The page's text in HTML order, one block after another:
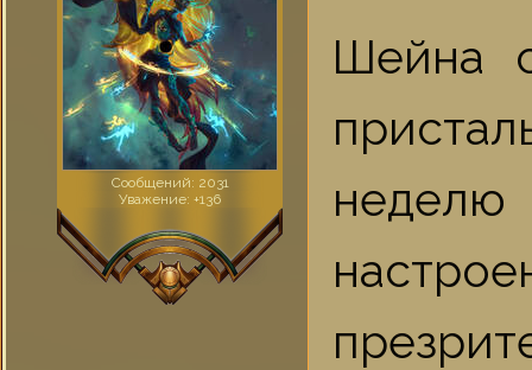
Сообщений: 2031
Уважение: +136
Шейна